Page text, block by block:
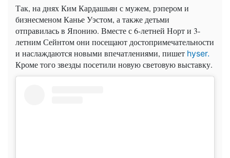
Так, на днях Ким Кардашьян с мужем, рэпером и
бизнесменом Канье Уэстом, а также детьми
отправилась в Японию. Вместе с 6-летней Норт и 3-
летним Сейнтом они посещают достопримечательности
и наслаждаются новыми впечатлениями, пишет hyser.
Кроме того звезды посетили новую световую выставку.